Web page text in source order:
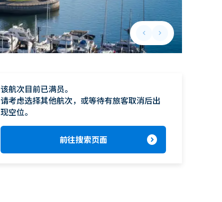
keyboard_arrow_leftPrevious slide
keyboard_arrow_rightNext slide
该航次目前已满员。
请考虑选择其他航次，或等待有旅客取消后出
现空位。
前往搜索页面 expand_circle_right